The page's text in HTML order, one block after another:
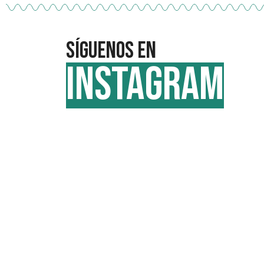
Síguenos en
INSTAGRAM